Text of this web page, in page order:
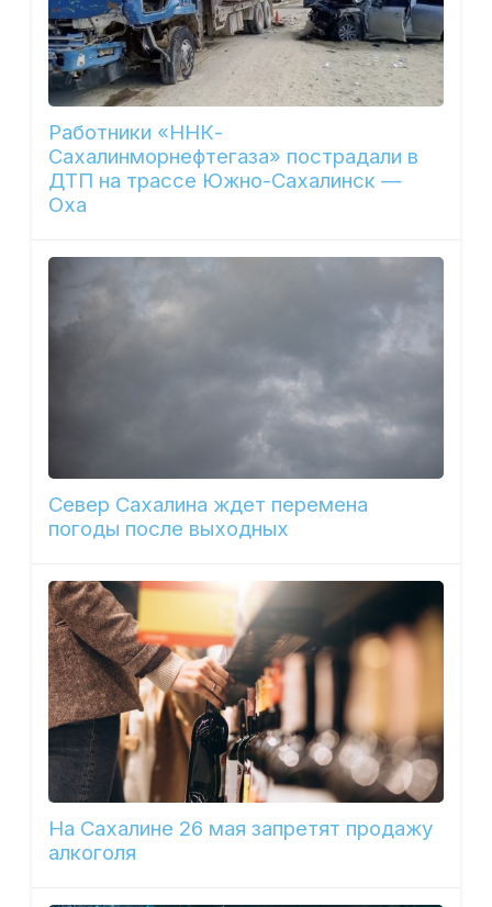
Работники «ННК-
Сахалинморнефтегаза» пострадали в
ДТП на трассе Южно-Сахалинск —
Оха
Север Сахалина ждет перемена
погоды после выходных
На Сахалине 26 мая запретят продажу
алкоголя